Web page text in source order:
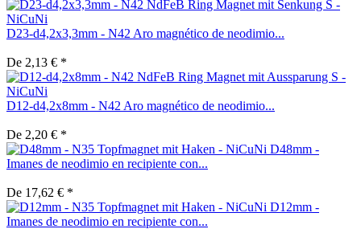
D23-d4,2x3,3mm - N42 Aro magnético de neodimio...
De 2,13 € *
D12-d4,2x8mm - N42 Aro magnético de neodimio...
De 2,20 € *
D48mm -
Imanes de neodimio en recipiente con...
De 17,62 € *
D12mm -
Imanes de neodimio en recipiente con...